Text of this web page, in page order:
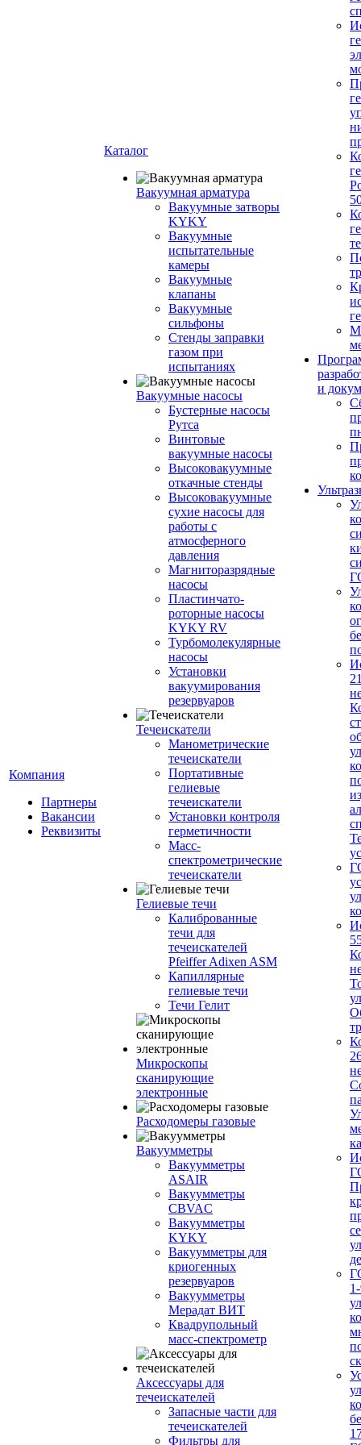
Компания
Партнеры
Вакансии
Реквизиты
Каталог
Вакуумная арматура
Вакуумные затворы
KYKY
Вакуумные
испытательные
камеры
Вакуумные
клапаны
Вакуумные
сильфоны
Стенды заправки
газом при
испытаниях
Вакуумные насосы
Бустерные насосы
Рутса
Винтовые
вакуумные насосы
Высоковакуумные
откачные стенды
Высоковакуумные
сухие насосы для
работы с
атмосферного
давления
Магниторазрядные
насосы
Пластинчато-
роторные насосы
KYKY RV
Турбомолекулярные
насосы
Установки
вакуумирования
резервуаров
Течеискатели
Манометрические
течеискатели
Портативные
гелиевые
течеискатели
Установки контроля
герметичности
Масс-
спектрометрические
течеискатели
Гелиевые течи
Калиброванные
течи для
течеискателей
Pfeiffer Adixen ASM
Капиллярные
гелиевые течи
Течи Гелит
Микроскопы
сканирующие
электронные
Расходомеры газовые
Вакуумметры
Вакуумметры
ASAIR
Вакуумметры
CBVAC
Вакуумметры
KYKY
Вакуумметры для
криогенных
резервуаров
Вакуумметры
Мерадат ВИТ
Квадрупольный
масс-спектрометр
Аксессуары для
течеискателей
Запасные части для
течеискателей
Фильтры для
и